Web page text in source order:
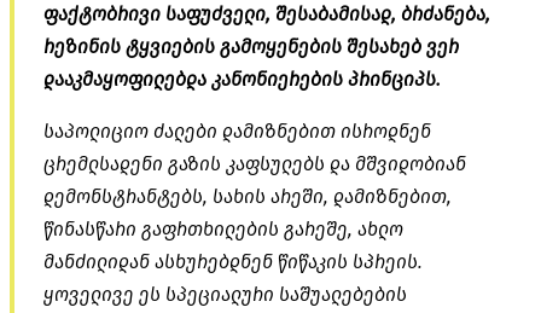
ფაქტობრივი საფუძველი, შესაბამისად, ბრძანება,
რეზინის ტყვიების გამოყენების შესახებ ვერ
დააკმაყოფილებდა კანონიერების პრინციპს.
საპოლიციო ძალები დამიზნებით ისროდნენ
ცრემლსადენი გაზის კაფსულებს და მშვიდობიან
დემონსტრანტებს, სახის არეში, დამიზნებით,
წინასწარი გაფრთხილების გარეშე, ახლო
მანძილიდან ასხურებდნენ წიწაკის სპრეის.
ყოველივე ეს სპეციალური საშუალებების